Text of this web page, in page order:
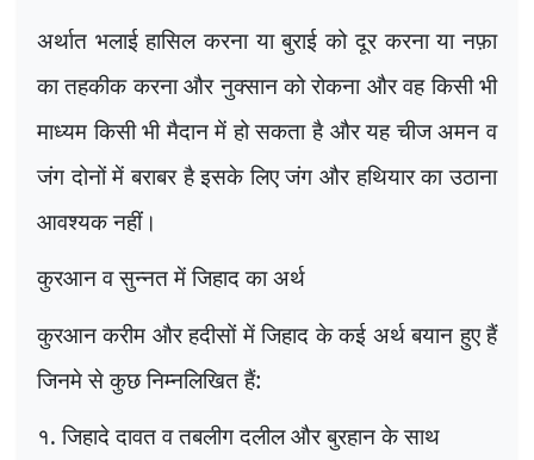
अर्थात भलाई हासिल करना या बुराई को दूर करना या नफ़ा
का तहकीक करना और नुक्सान को रोकना और वह किसी भी
माध्यम किसी भी मैदान में हो सकता है और यह चीज अमन व
जंग दोनों में बराबर है इसके लिए जंग और हथियार का उठाना
आवश्यक नहीं।
कुरआन व सुन्नत में जिहाद का अर्थ
कुरआन करीम और हदीसों में जिहाद के कई अर्थ बयान हुए हैं
जिनमे से कुछ निम्नलिखित हैं:
१. जिहादे दावत व तबलीग दलील और बुरहान के साथ